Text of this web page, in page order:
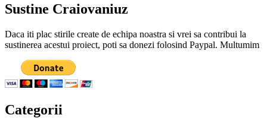
Sustine Craiovaniuz
Daca iti plac stirile create de echipa noastra si vrei sa contribui la
sustinerea acestui proiect, poti sa donezi folosind Paypal. Multumim
Categorii